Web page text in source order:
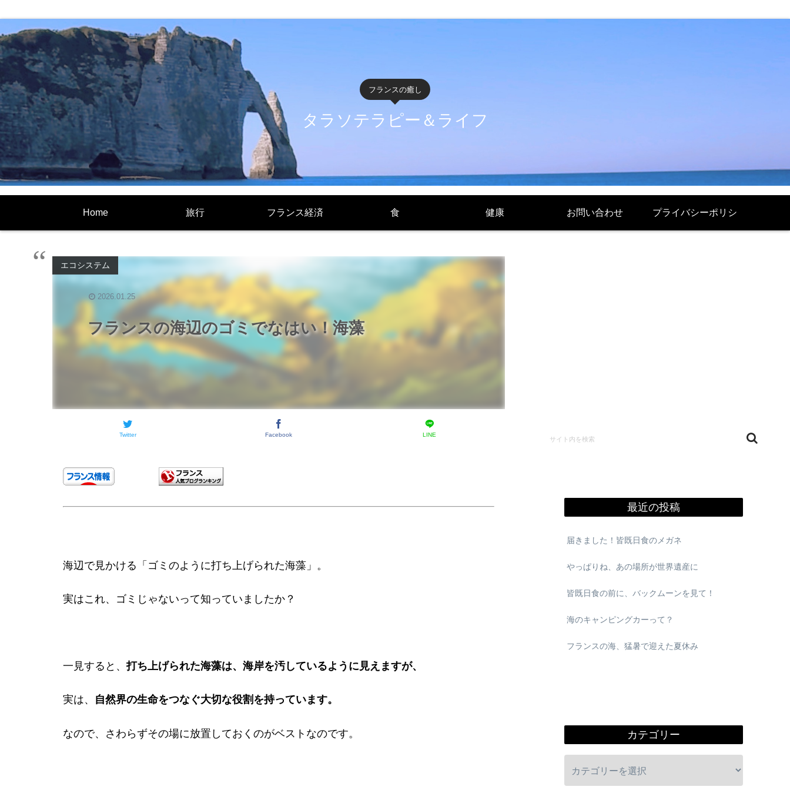
フランスの癒し
タラソテラピー＆ライフ
Home 旅行 フランス経済 食 健康 お問い合わせ プライバシーポリシ
フランスの海辺のゴミでなはい！海藻
エコシステム
Twitter Facebook LINE
2026.01.25
海辺で見かける「ゴミのように打ち上げられた海藻」。
実はこれ、ゴミじゃないって知っていましたか？
一見すると、打ち上げられた海藻は、 海岸を汚しているように見えますが、
実は、 自然界の生命をつなぐ大切な役割を持っています。
なので、さわらずその場に放置しておくのがベストなのです。
最近の投稿
届きました！皆既日食のメガネ
やっぱりね、あの場所が世界遺産に
皆既日食の前に、バックムーンを見て！
海のキャンピングカーって？
フランスの海、猛暑で迎えた夏休み
カテゴリー